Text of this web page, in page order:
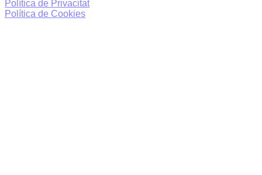
Política de Privacitat
Política de Cookies